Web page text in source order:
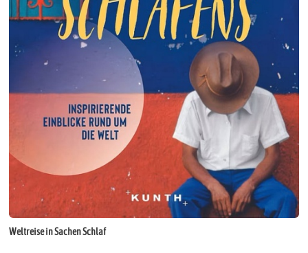
Weltreise in Sachen Schlaf